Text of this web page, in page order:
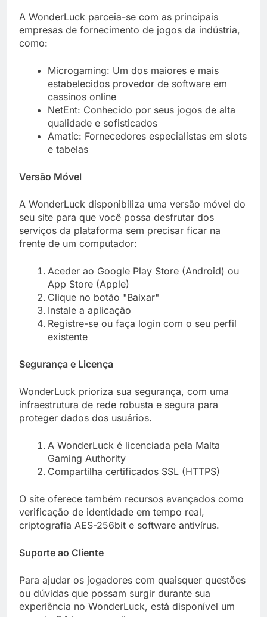
A WonderLuck parceia-se com as principais
empresas de fornecimento de jogos da indústria,
como:
Microgaming: Um dos maiores e mais
estabelecidos provedor de software em
cassinos online
NetEnt: Conhecido por seus jogos de alta
qualidade e sofisticados
Amatic: Fornecedores especialistas em slots
e tabelas
Versão Móvel
A WonderLuck disponibiliza uma versão móvel do
seu site para que você possa desfrutar dos
serviços da plataforma sem precisar ficar na
frente de um computador:
Aceder ao Google Play Store (Android) ou
App Store (Apple)
Clique no botão "Baixar"
Instale a aplicação
Registre-se ou faça login com o seu perfil
existente
Segurança e Licença
WonderLuck prioriza sua segurança, com uma
infraestrutura de rede robusta e segura para
proteger dados dos usuários.
A WonderLuck é licenciada pela Malta
Gaming Authority
Compartilha certificados SSL (HTTPS)
O site oferece também recursos avançados como
verificação de identidade em tempo real,
criptografia AES-256bit e software antivírus.
Suporte ao Cliente
Para ajudar os jogadores com quaisquer questões
ou dúvidas que possam surgir durante sua
experiência no WonderLuck, está disponível um